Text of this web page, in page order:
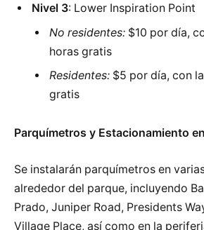
Nivel 3: Lower Inspiration Point
No residentes: $10 por día,
horas gratis
Residentes: $5 por día, con
gratis
Parquímetros y Estacionamiento
Se instalarán parquímetros en
alrededor del parque, incluyendo
Prado, Juniper Road, Presidents
Village Place, así como en la